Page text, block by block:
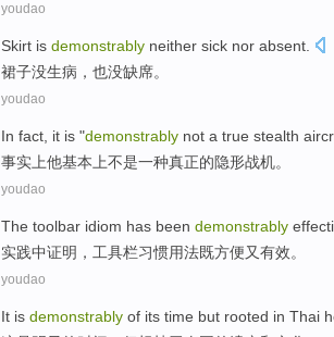
youdao
Skirt is demonstrably neither sick nor absent
裙子没生病 ， 也没缺席。
youdao
In fact , it is "demonstrably not a true stealth
事实上他基本上不是一种真正的隐形战机。
youdao
The toolbar idiom has been demonstrably
实践中证明 ， 工具栏习惯用法既方便又有效。
youdao
It is demonstrably of its time but rooted in Thai